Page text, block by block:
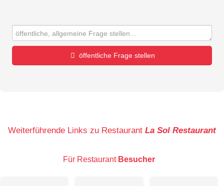
öffentliche Frage stellen
E-Mail-Adresse (wird nicht veröffentlicht)
Weiterführende Links zu Restaurant La Sol Restaurant
Für Restaurant Besucher